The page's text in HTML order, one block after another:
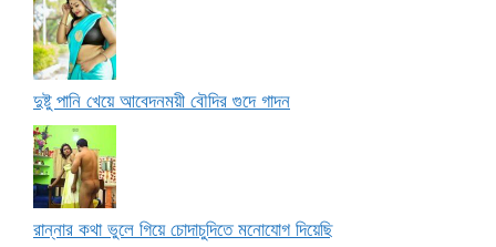
দুষ্টু পানি খেয়ে আবেদনময়ী বৌদির গুদে গাদন
রান্নার কথা ভুলে গিয়ে চোদাচুদিতে মনোযোগ দিয়েছি